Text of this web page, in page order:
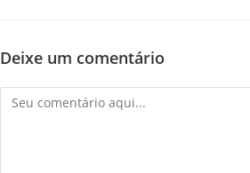
Deixe um comentário